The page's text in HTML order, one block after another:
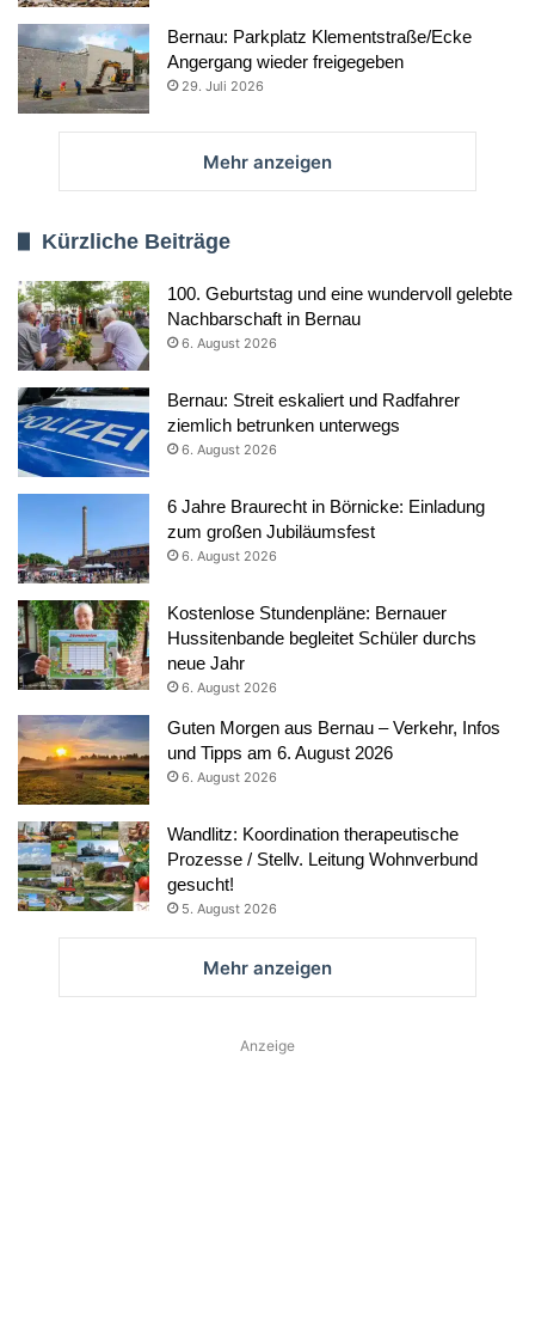
Bernau: Parkplatz Klementstraße/Ecke
Angergang wieder freigegeben
29. Juli 2026
Mehr anzeigen
Kürzliche Beiträge
100. Geburtstag und eine wundervoll gelebte
Nachbarschaft in Bernau
6. August 2026
Bernau: Streit eskaliert und Radfahrer
ziemlich betrunken unterwegs
6. August 2026
6 Jahre Braurecht in Börnicke: Einladung
zum großen Jubiläumsfest
6. August 2026
Kostenlose Stundenpläne: Bernauer
Hussitenbande begleitet Schüler durchs
neue Jahr
6. August 2026
Guten Morgen aus Bernau – Verkehr, Infos
und Tipps am 6. August 2026
6. August 2026
Wandlitz: Koordination therapeutische
Prozesse / Stellv. Leitung Wohnverbund
gesucht!
5. August 2026
Mehr anzeigen
Anzeige